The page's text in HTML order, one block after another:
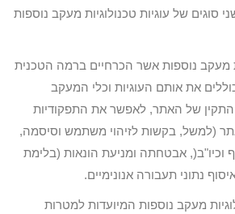
של עוגיות טכנולוגיות מעקב נוספות
מעקב נוספות אשר הכרחיים ברמה הטכנית
את אותם העוגיות וכלי המעקב
של האתר, לאפשר את התפקודיות
(למשל, בקשות לזיהוי משתמש וסיסמה,
וכיו"ב(, אבטחתה ומניעת הונאות (בלימת
מעקב נוספות המיועדות למטרות